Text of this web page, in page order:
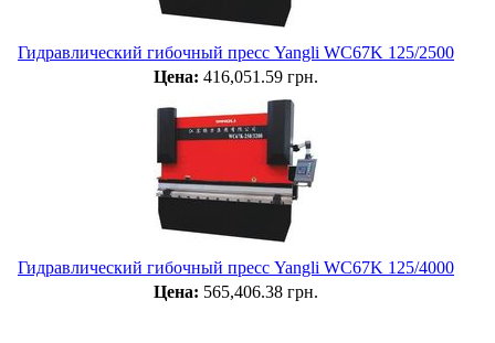
Гидравлический гибочный пресс Yangli WC67K 125/2500
Цена: 416,051.59 грн.
Гидравлический гибочный пресс Yangli WC67K 125/4000
Цена: 565,406.38 грн.